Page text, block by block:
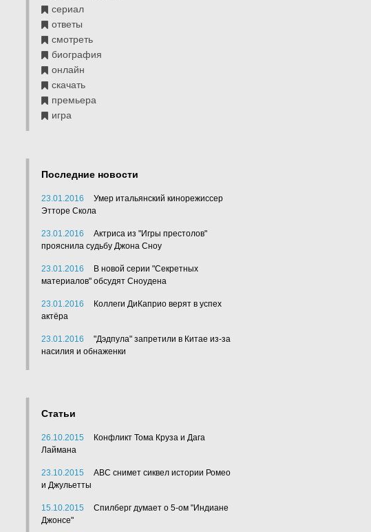
сериал
ответы
смотреть
биография
онлайн
скачать
премьера
игра
Последние новости
23.01.2016
Умер итальянский кинорежиссер
Этторе Скола
23.01.2016
Актриса из "Игры престолов"
прояснила судьбу Джона Сноу
23.01.2016
В новой серии "Секретных
материалов" обсудят Сноудена
23.01.2016
Коллеги ДиКаприо верят в успех
актёра
23.01.2016
"Дэдпула" запретили в Китае из-за
насилия и обнаженки
Статьи
26.10.2015
Конфликт Тома Круза и Дага
Лаймана
23.10.2015
АВС снимет сиквел истории Ромео
и Джульетты
15.10.2015
Спилберг думает о 5-ом "Индиане
Джонсе"